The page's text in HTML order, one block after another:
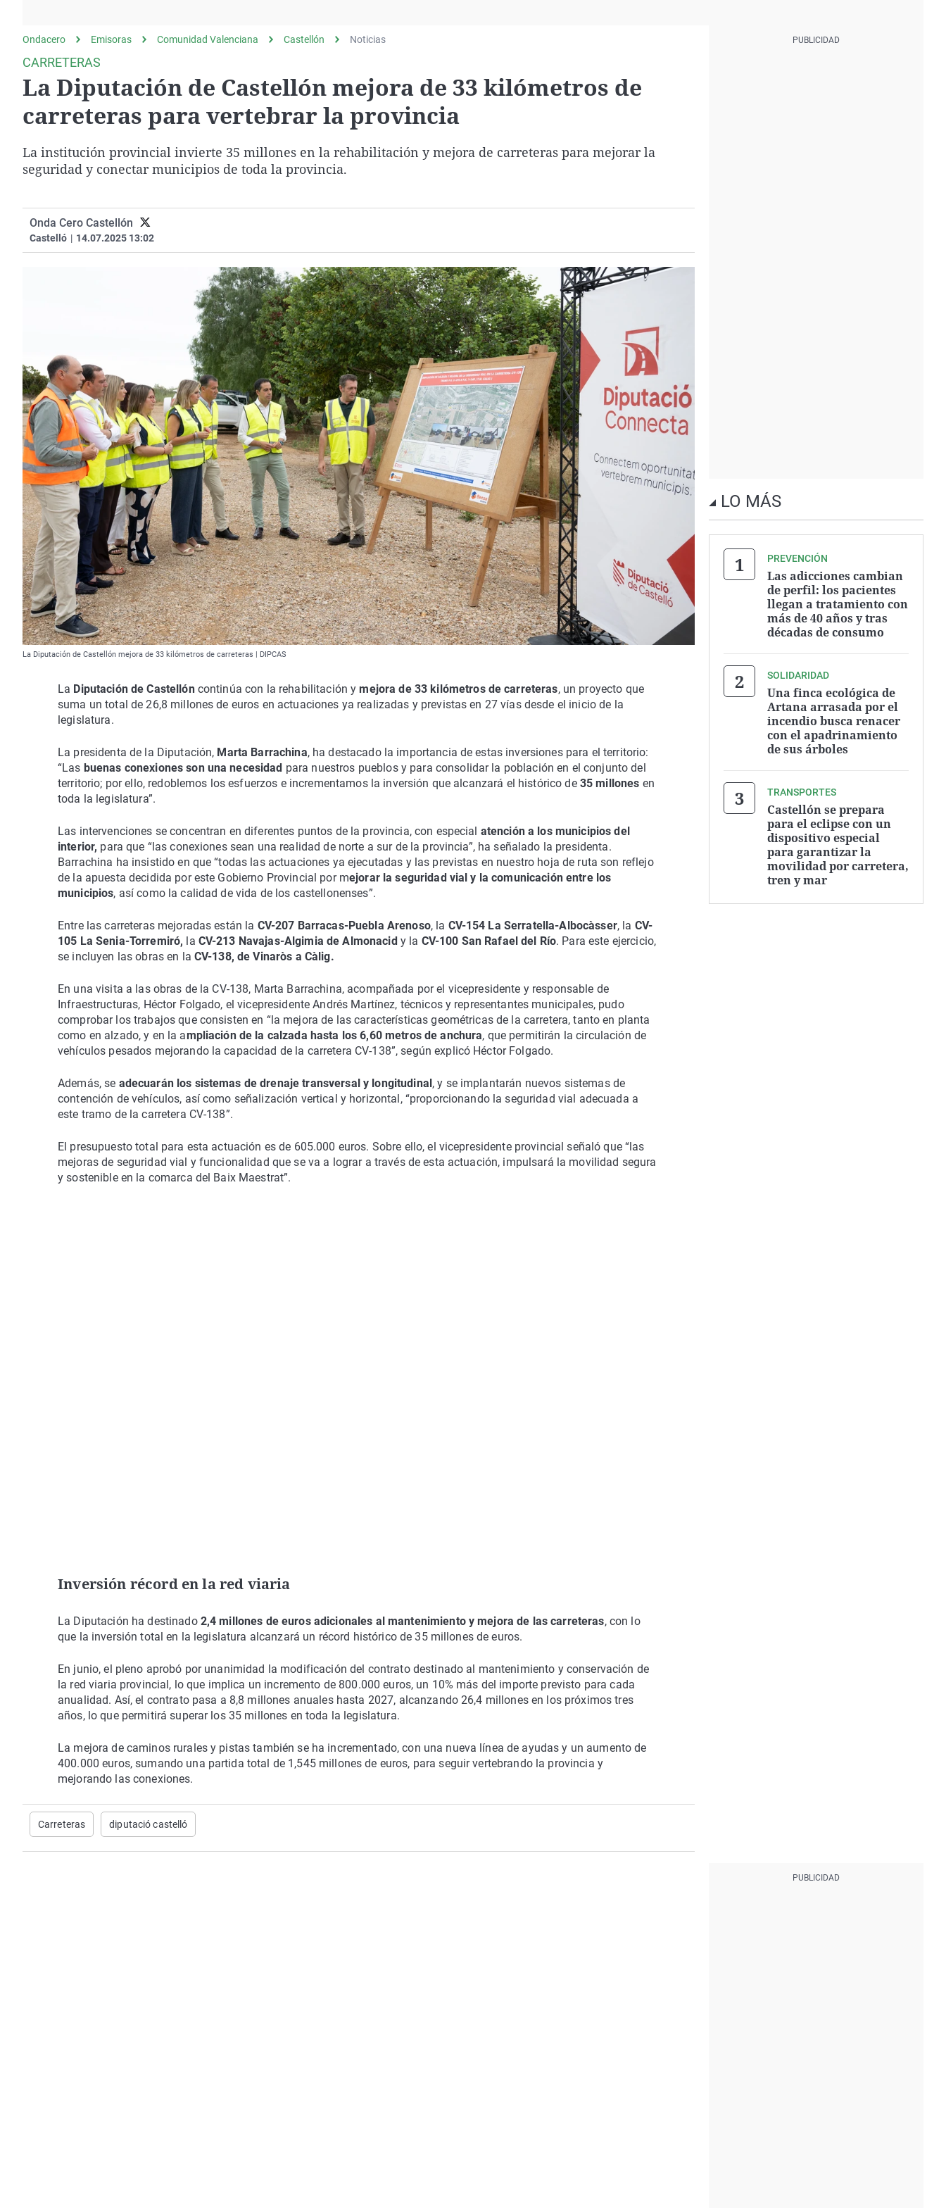
Operación Viuda
Negra
Ondacero Emisoras Comunidad Valenciana Castellón Noticias
CARRETERAS
La Diputación de Castellón mejora de 33 kilómetros de
carreteras para vertebrar la provincia
La institución provincial invierte 35 millones en la rehabilitación y mejora de carreteras para mejorar la
seguridad y conectar municipios de toda la provincia.
Onda Cero Castellón
Castelló | 14.07.2025 13:02
La Diputación de Castellón mejora de 33 kilómetros de carreteras | DIPCAS
La Diputación de Castellóncontinúa con la rehabilitación ymejora de 33 kilómetros de carreteras, un proyecto que
suma un total de 26,8 millones de euros en actuaciones ya realizadas y previstas en 27 vías desde el inicio de la
legislatura.
La presidenta de la Diputación, Marta Barrachina, ha destacado la importancia de estas inversiones para el territorio:
“Las buenas conexiones son una necesidad para nuestros pueblos y para consolidar la población en el conjunto del
territorio; por ello, redoblemos los esfuerzos e incrementamos la inversión que alcanzará el histórico de 35 millones en
toda la legislatura”.
Las intervenciones se concentran en diferentes puntos de la provincia, con especial atención a los municipios del
interior, para que “las conexiones sean una realidad de norte a sur de la provincia”, ha señalado la presidenta.
Barrachina ha insistido en que “todas las actuaciones ya ejecutadas y las previstas en nuestro hoja de ruta son reflejo
de la apuesta decidida por este Gobierno Provincial por mejorar la seguridad vial y la comunicación entre los
municipios, así como la calidad de vida de los castellonenses”.
Entre las carreteras mejoradas están la CV-207 Barracas-Puebla Arenoso, la CV-154 La Serratella-Albocàsser, la CV-
105 La Senia-Torremiró, la CV-213 Navajas-Algimia de Almonacid y la CV-100 San Rafael del Río. Para este ejercicio,
se incluyen las obras en la CV-138, de Vinaròs a Càlig.
En una visita a las obras de la CV-138, Marta Barrachina, acompañada por el vicepresidente y responsable de
Infraestructuras, Héctor Folgado, el vicepresidente Andrés Martínez, técnicos y representantes municipales, pudo
comprobar los trabajos que consisten en “la mejora de las características geométricas de la carretera, tanto en planta
como en alzado, y en la ampliación de la calzada hasta los 6,60 metros de anchura, que permitirán la circulación de
vehículos pesados mejorando la capacidad de la carretera CV-138”, según explicó Héctor Folgado.
Además, se adecuarán los sistemas de drenaje transversal y longitudinal , y se implantarán nuevos sistemas de
contención de vehículos, así como señalización vertical y horizontal, “proporcionando la seguridad vial adecuada a
este tramo de la carretera CV-138”.
El presupuesto total para esta actuación es de 605.000 euros. Sobre ello, el vicepresidente provincial señaló que “las
mejoras de seguridad vial y funcionalidad que se va a lograr a través de esta actuación, impulsará la movilidad segura
y sostenible en la comarca del Baix Maestrat”.
Inversión récord en la red viaria
La Diputación ha destinado 2,4 millones de euros adicionales al mantenimiento y mejora de las carreteras, con lo
que la inversión total en la legislatura alcanzará un récord histórico de 35 millones de euros.
En junio, el pleno aprobó por unanimidad la modificación del contrato destinado al mantenimiento y conservación de
la red viaria provincial, lo que implica un incremento de 800.000 euros, un 10% más del importe previsto para cada
anualidad. Así, el contrato pasa a 8,8 millones anuales hasta 2027, alcanzando 26,4 millones en los próximos tres
años, lo que permitirá superar los 35 millones en toda la legislatura.
La mejora de caminos rurales y pistas también se ha incrementado, con una nueva línea de ayudas y un aumento de
400.000 euros, sumando una partida total de 1,545 millones de euros, para seguir vertebrando la provincia y
mejorando las conexiones.
Carreteras diputació castelló
LO MÁS
PREVENCIÓN
Las adicciones cambian
de perfil: los pacientes
llegan a tratamiento con
más de 40 años y tras
décadas de consumo
SOLIDARIDAD
Una finca ecológica de
Artana arrasada por el
incendio busca renacer
con el apadrinamiento
de sus árboles
TRANSPORTES
Castellón se prepara
para el eclipse con un
dispositivo especial
para garantizar la
movilidad por carretera,
tren y mar